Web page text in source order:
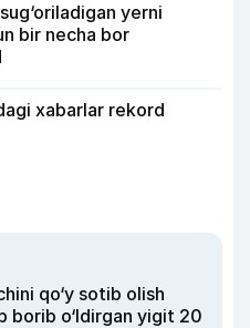
yerni
bir necha bor
xabarlar rekord
qo‘y sotib olish
borib o‘ldirgan yigit 20